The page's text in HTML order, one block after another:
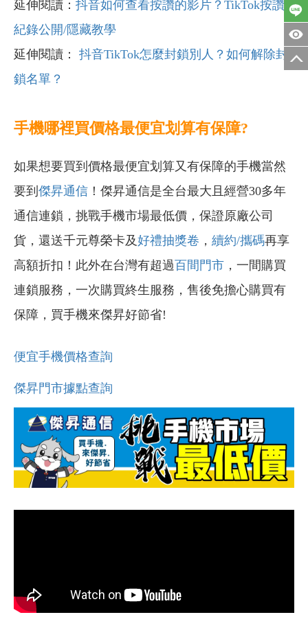
延伸閱讀： 抖音如何查看按讚的影片？TikTok按讚
紀錄公開/隱藏教學
延伸閱讀： 抖音TikTok怎麼封鎖別人？如何解除封
鎖名單？
手機哪裡買價格最便宜划算有保障?
如果想要買到價格最便宜划算又有保障的手機當然
要到 傑昇通信 ！傑昇通信是全台最大且經營30多年
通信連鎖，挑戰手機市場最低價，保證原廠公司
貨，還送千元尊榮卡及好禮抽獎卷 ， 續約/攜碼再享
高額折扣！此外在台灣有超過百間門市 ，一間購買
連鎖服務，一次購買終生服務，售後免擔心購買有
保障，買手機來傑昇好節省!
便宜手機價格查詢
傑昇門市據點查詢